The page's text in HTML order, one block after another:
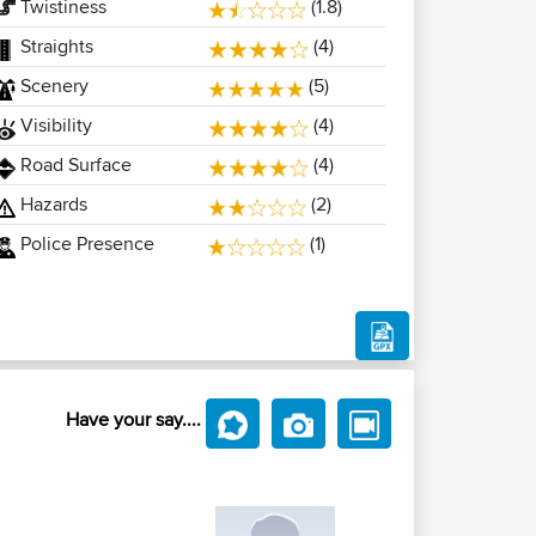
Twistiness
(1.8)
Straights
(4)
Scenery
(5)
Visibility
(4)
Road Surface
(4)
Hazards
(2)
Police Presence
(1)
Have your say....